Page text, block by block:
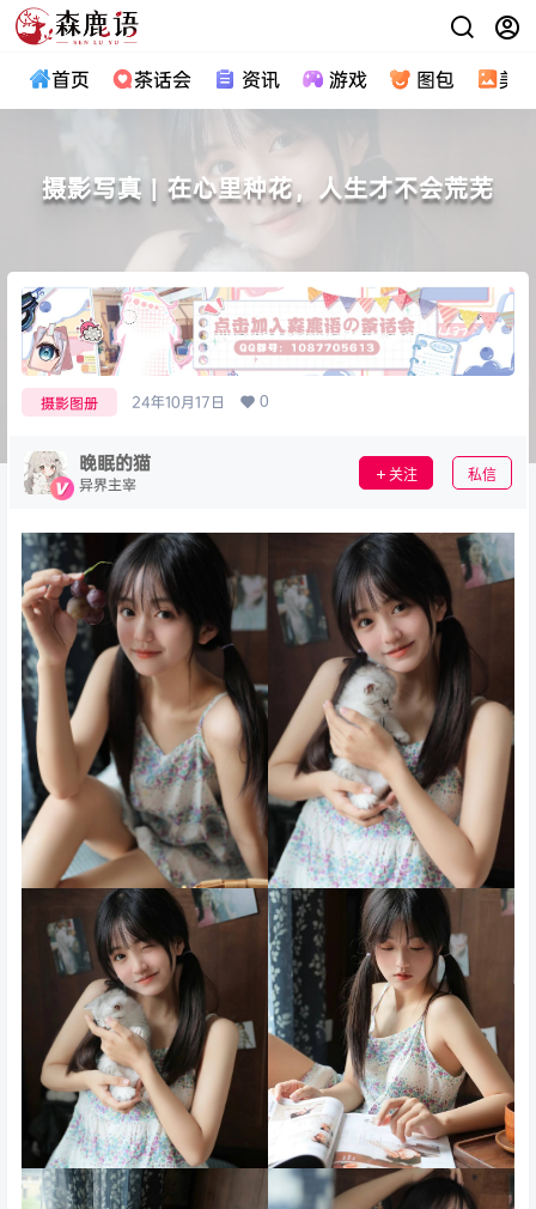
首页 茶话会 资讯 游戏 图包 美
摄影写真 | 在心里种花，人生才不会荒芜
摄影图册 24年10月17日 0
晚眠的猫
异界主宰 关注 私信